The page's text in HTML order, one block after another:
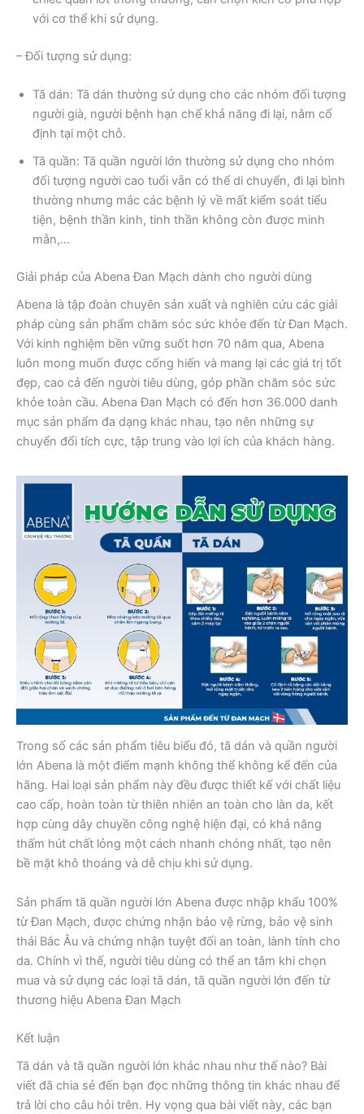
với cơ thể khi sử dụng.
– Đối tượng sử dụng:
Tã dán: Tã dán thường sử dụng cho các nhóm đối tượng
người già, người bệnh hạn chế khả năng đi lại, nằm cố
định tại một chỗ.
Tã quần: Tã quần người lớn thường sử dụng cho nhóm
đối tượng người cao tuổi vẫn có thể di chuyển, đi lại bình
thường nhưng mắc các bệnh lý về mất kiểm soát tiểu
tiện, bệnh thần kinh, tinh thần không còn được minh
mẫn,…
Giải pháp của Abena Đan Mạch dành cho người dùng
Abena là tập đoàn chuyên sản xuất và nghiên cứu các giải
pháp cùng sản phẩm chăm sóc sức khỏe đến từ Đan Mạch.
Với kinh nghiệm bền vững suốt hơn 70 năm qua, Abena
luôn mong muốn được cống hiến và mang lại các giá trị tốt
đẹp, cao cả đến người tiêu dùng, góp phần chăm sóc sức
khỏe toàn cầu. Abena Đan Mạch có đến hơn 36.000 danh
mục sản phẩm đa dạng khác nhau, tạo nên những sự
chuyển đổi tích cực, tập trung vào lợi ích của khách hàng.
Trong số các sản phẩm tiêu biểu đó, tã dán và quần người
lớn Abena là một điểm mạnh không thể không kể đến của
hãng. Hai loại sản phẩm này đều được thiết kế với chất liệu
cao cấp, hoàn toàn từ thiên nhiên an toàn cho làn da, kết
hợp cùng dây chuyền công nghệ hiện đại, có khả năng
thấm hút chất lỏng một cách nhanh chóng nhất, tạo nên
bề mặt khô thoáng và dễ chịu khi sử dụng.
Sản phẩm tã quần người lớn Abena được nhập khẩu 100%
từ Đan Mạch, được chứng nhận bảo vệ rừng, bảo vệ sinh
thái Bắc Âu và chứng nhận tuyệt đối an toàn, lành tính cho
da. Chính vì thế, người tiêu dùng có thể an tâm khi chọn
mua và sử dụng các loại tã dán, tã quần người lớn đến từ
thương hiệu Abena Đan Mạch
Kết luận
Tã dán và tã quần người lớn khác nhau như thế nào? Bài
viết đã chia sẻ đến bạn đọc những thông tin khác nhau để
trả lời cho câu hỏi trên. Hy vọng qua bài viết này, các bạn